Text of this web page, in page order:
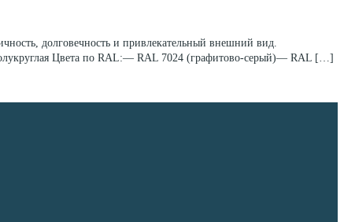
долговечность и привлекательный внешний вид.
Цвета по RAL:— RAL 7024 (графитово-серый)— RAL […]